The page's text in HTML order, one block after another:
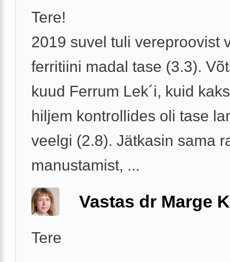
Tere!
2019 suvel tuli vereproovist
ferritiini madal tase (3.3).
kuud Ferrum Lek´i, kuid
hiljem kontrollides oli tase
veelgi (2.8). Jätkasin sama
manustamist, ...
Vastas dr Marge
Tere